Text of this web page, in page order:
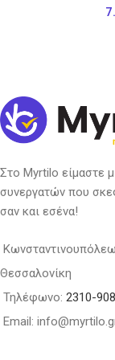
Στο Myrtilo είμαστε
συνεργατών που
σαν και εσένα!
Θεσσαλονίκη
Τηλέφωνο: 2310-
Email: